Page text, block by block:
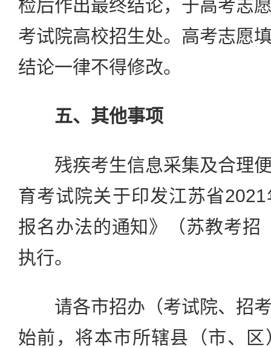
检后作出最终结论，于高考志
考试院高校招生处。高考志愿
结论一律不得修改。
五、其他事项
残疾考生信息采集及合理便
育考试院关于印发江苏省
报名办法的通知》（苏教考招
执行。
请各市招办（考试院、招考
始前，将本市所辖县（市、